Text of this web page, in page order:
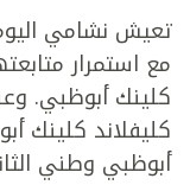
تعيش نشامي
مع استمرار
كلينك أبوظبي.
كليفلاند كلينك
أبوظبي وطني